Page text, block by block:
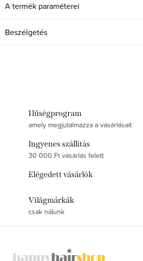
A termék paraméterei
Beszélgetés
Hűségprogram
amely megjutalmazza a vásárlásait
Ingyenes szállítás
30 000 Ft vásárlás felett
Elégedett vásárlók
Világmárkák
csak nálunk